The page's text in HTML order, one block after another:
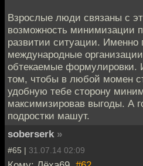
Взрослые люди связаны с
возможность минимизации
развитии ситуации. Именно
международные
обтекаемые формулировки.
том, чтобы в любой момен
удобную тебе сторону
максимизировав выгоды. А
подростки машут.
soberserk »
#65 | 31.07.14 02:09